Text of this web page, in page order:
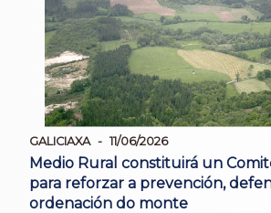
GALICIAXA 11/06/2026
Medio Rural constituirá un
para reforzar a prevención,
ordenación do monte